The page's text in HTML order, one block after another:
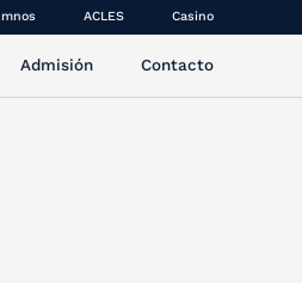
ACLES Casino
Admisión Contacto